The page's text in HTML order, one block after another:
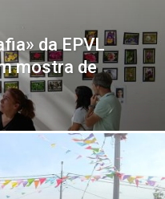
da EPVL
mostra de